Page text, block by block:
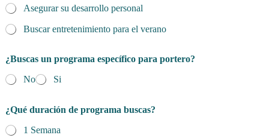
Asegurar su desarrollo personal
Buscar entretenimiento para el verano
¿Buscas un programa específico para portero?
No
Si
¿Qué duración de programa buscas?
1 Semana